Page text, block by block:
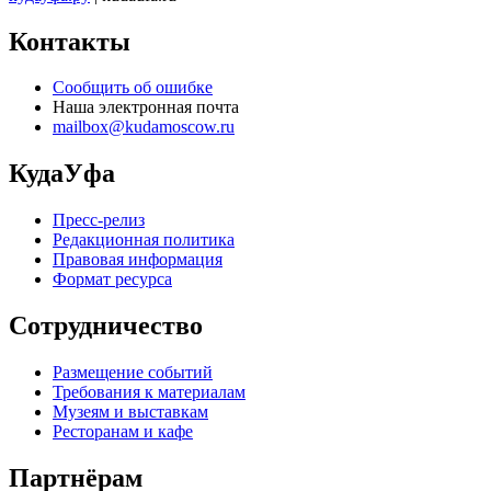
Контакты
Сообщить об ошибке
Наша электронная почта
mailbox@kudamoscow.ru
КудаУфа
Пресс-релиз
Редакционная политика
Правовая информация
Формат ресурса
Сотрудничество
Размещение событий
Требования к материалам
Музеям и выставкам
Ресторанам и кафе
Партнёрам